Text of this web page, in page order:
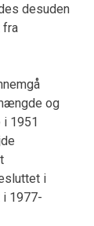
desuden
fra
og
i 1951
i
1977-